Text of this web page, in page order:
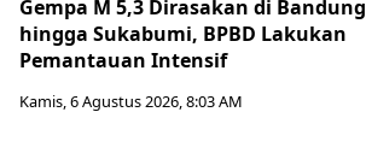
Gempa M 5,3 Dirasakan di Bandung
hingga Sukabumi, BPBD Lakukan
Pemantauan Intensif
Kamis, 6 Agustus 2026, 8:03 AM